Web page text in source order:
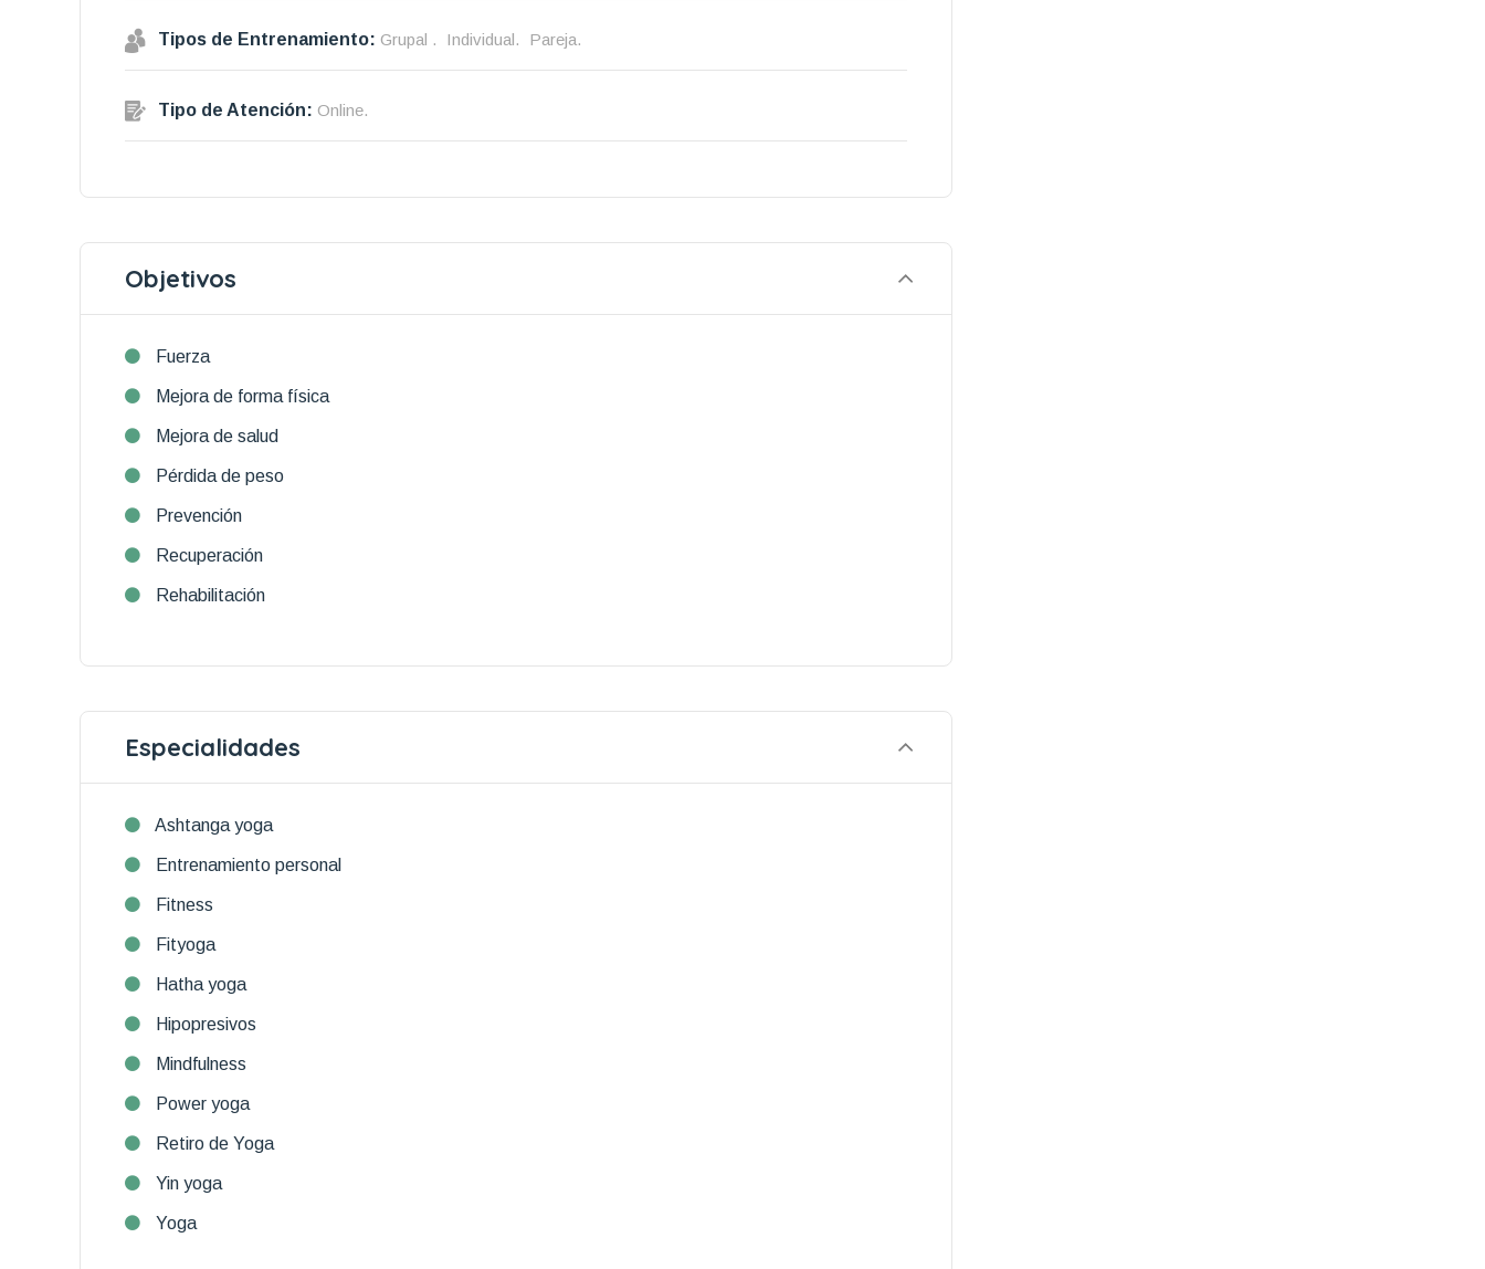
Tipos de Entrenamiento: Grupal . Individual. Pareja.
Tipo de Atención: Online.
Objetivos
Fuerza
Mejora de forma física
Mejora de salud
Pérdida de peso
Prevención
Recuperación
Rehabilitación
Especialidades
Ashtanga yoga
Entrenamiento personal
Fitness
Fityoga
Hatha yoga
Hipopresivos
Mindfulness
Power yoga
Retiro de Yoga
Yin yoga
Yoga